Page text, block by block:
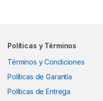
Políticas y Términos
Términos y Condiciones
Políticas de Garantía
Políticas de Entrega